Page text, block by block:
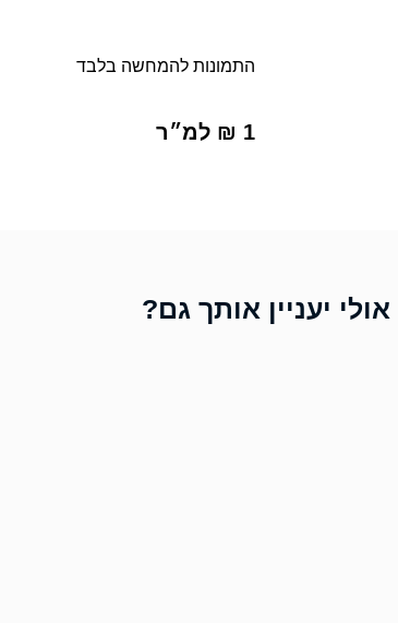
התמונות להמחשה בלבד
1 ₪ למ״ר
אולי יעניין אותך גם?